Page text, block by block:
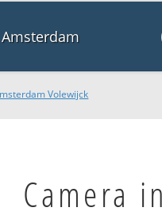
Volewijck
Camera